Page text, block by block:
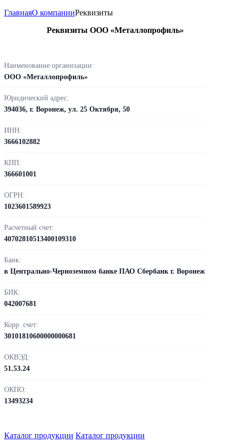
ГлавнаяО компанииРеквизиты
Реквизиты ООО «Металлопрофиль»
Наименование организации:
ООО «Металлопрофиль»
Юридический адрес:
394036, г. Воронеж, ул. 25 Октября, 50
ИНН:
3666102882
КПП:
366601001
ОГРН:
1023601589923
Расчетный счет:
40702810513400109310
Банк:
в Центрально-Черноземном банке ПАО Сбербанк г. Воронеж
БИК:
042007681
Корр. счет:
30101810600000000681
ОКВЭД:
51.53.24
ОКПО:
13493234
Каталог продукции Каталог продукции